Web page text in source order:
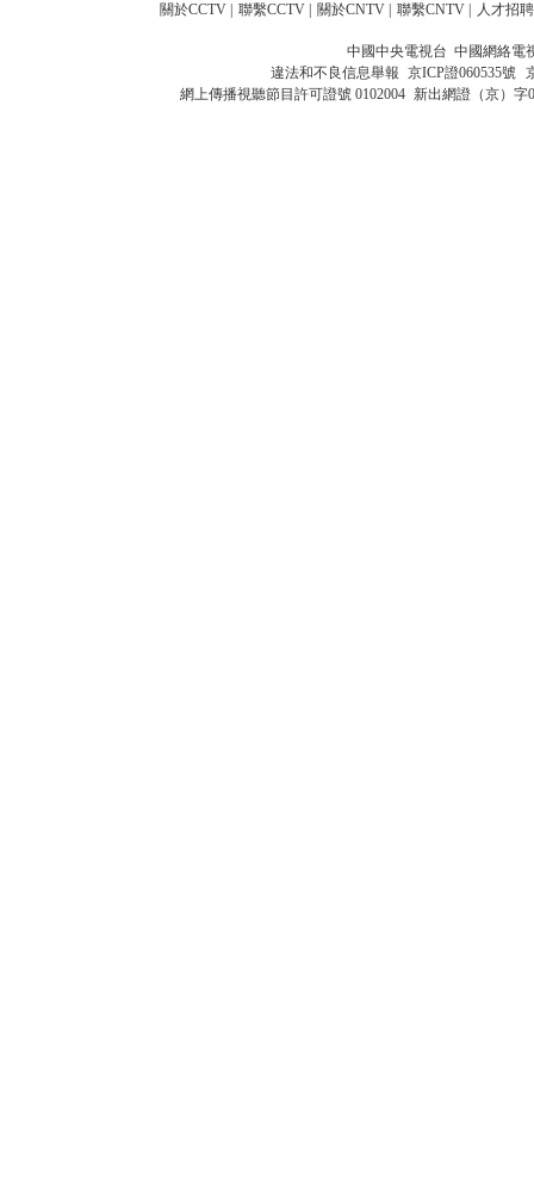
關於CCTV 聯繫CCTV 關於CNTV 聯繫CNTV 人才招聘
中國中央電視台 中國網絡電
違法和不良信息舉報 京ICP證060535號
網上傳播視聽節目許可證號 0102004 新出網證（京）